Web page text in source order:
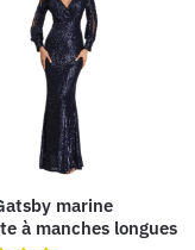
marine
à manches longues